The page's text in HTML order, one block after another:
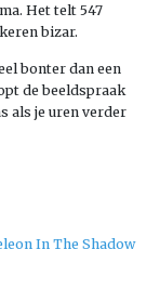
Het telt 547
bizar.
bonter dan een
de beeldspraak
als je uren verder
In The Shadow